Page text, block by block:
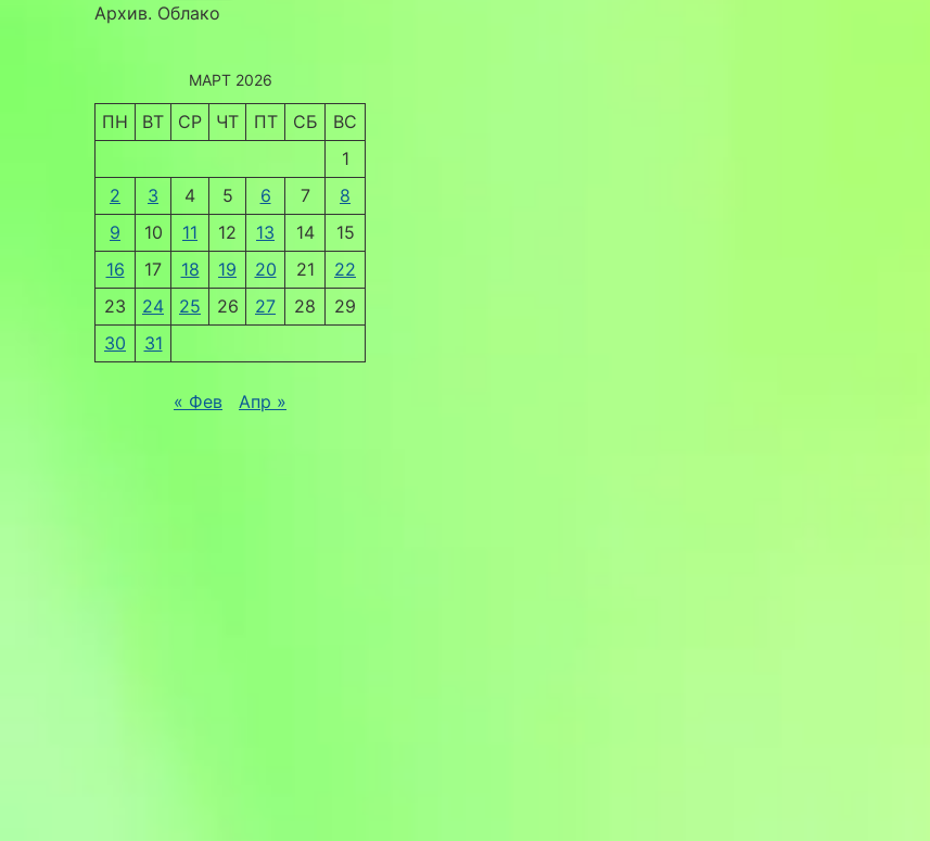
Архив. Облако
МАРТ 2026
ПН ВТ СР ЧТ ПТ СБ
ВС
1
2
3 4 5 6 7
8
9
10 11 12 13 14
15
16
17 18 19 20 21
22
23
24 25 26 27 28
29
30
31
« Фев Апр »